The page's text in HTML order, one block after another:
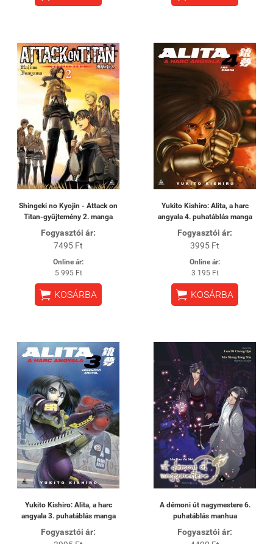
Shingeki no Kyojin - Attack on
Titan-gyűjtemény 2. manga
Fogyasztói ár:
7495 Ft
Online ár:
5 995 Ft
 KOSÁRBA
Yukito Kishiro: Alita, a harc
angyala 4. puhatáblás manga
Fogyasztói ár:
3995 Ft
Online ár:
3 195 Ft
 KOSÁRBA
Yukito Kishiro: Alita, a harc
angyala 3. puhatáblás manga
Fogyasztói ár:
A ​démoni út nagymestere 6.
puhatáblás manhua
Fogyasztói ár: